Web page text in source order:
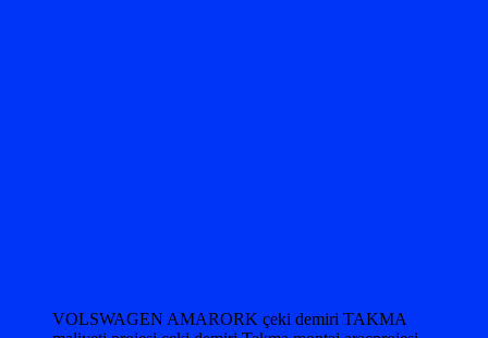
VOLSWAGEN AMARORK çeki demiri TAKMA